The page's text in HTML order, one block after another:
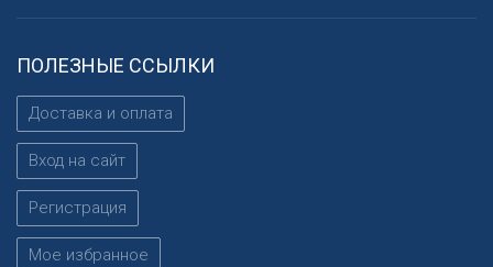
ПОЛЕЗНЫЕ ССЫЛКИ
Доставка и оплата
Вход на сайт
Регистрация
Мое избранное